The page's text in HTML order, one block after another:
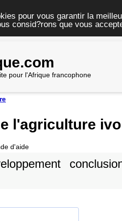
pour vous garantir la
consid?rons que vous
pour l'Afrique francophone
l'agriculture
d'aide